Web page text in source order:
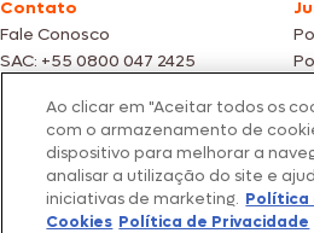
Contato
Fale Conosco
SAC: +55 0800 047 2425
Fotos meramente ilustrativas | Ofertas
estoques dos nossos parceiros | Vendas
de dados.
Os preços, promoções e condições de
exclusivamente para compras efetuadas
Todos os produtos estão sujeitos a
Ao clicar em "Aceitar todos os
com o armazenamento de
dispositivo para melhorar a
analisar a utilização do site e
iniciativas de marketing. Política
Cookies Política de Privacidade